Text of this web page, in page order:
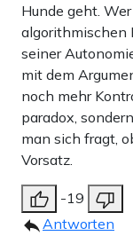
Hunde geht.
algorithmischen
seiner
mit dem
noch mehr
paradox,
man sich fragt,
Vorsatz.
-19
Antworten